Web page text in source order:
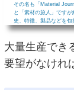
その名も「Material
と「素材の旅人」です
史、特徴、製品などを
大量生産でき
要望がなけれ